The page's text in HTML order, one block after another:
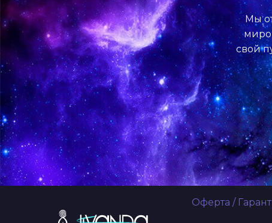
Мы
свой
Оферта /